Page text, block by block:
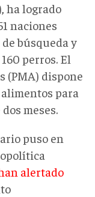
ha logrado
naciones
búsqueda y
perros. El
(PMA) dispone
para
meses.
puso en
alertado